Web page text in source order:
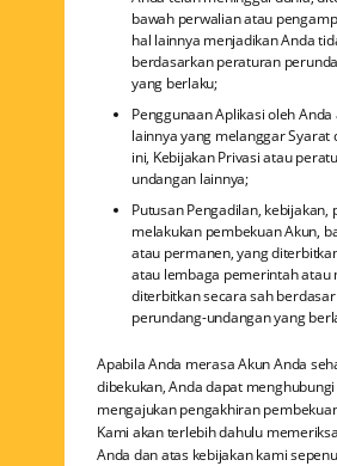
bawah perwalian atau
hal lainnya menjadikan Anda
berdasarkan peraturan
yang berlaku;
Penggunaan Aplikasi oleh
lainnya yang melanggar Syarat
ini, Kebijakan Privasi atau
undangan lainnya;
Putusan Pengadilan, kebijakan,
melakukan pembekuan Akun,
atau permanen, yang
atau lembaga pemerintah atau
diterbitkan secara sah
perundang-undangan yang
Apabila Anda merasa Akun Anda
dibekukan, Anda dapat
mengajukan pengakhiran
Kami akan terlebih dahulu
Anda dan atas kebijakan kami